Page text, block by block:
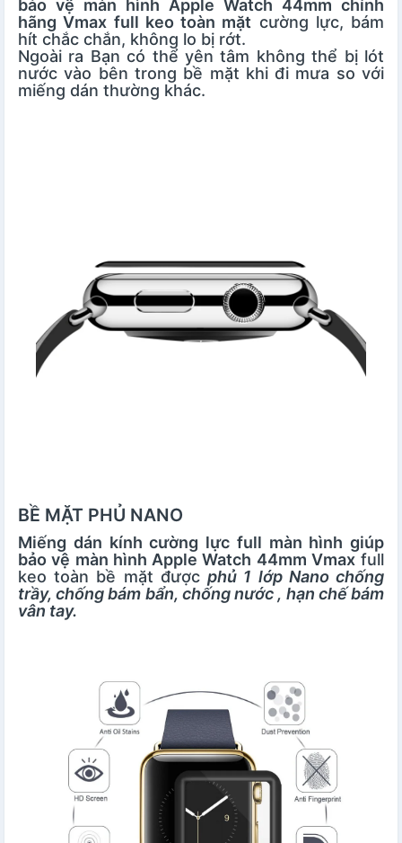
bảo vệ màn hình Apple Watch 44mm chính
hãng Vmax full keo toàn mặt cường lực, bám
hít chắc chắn, không lo bị rớt.
Ngoài ra Bạn có thể yên tâm không thể bị lót
nước vào bên trong bề mặt khi đi mưa so với
miếng dán thường khác.
BỀ MẶT PHỦ NANO
Miếng dán kính cường lực full màn hình giúp
bảo vệ màn hình Apple Watch 44mm Vmaxfull
keo toàn bề mặt đượcphủ 1 lớp Nano chống
trầy, chống bám bẩn, chống nước , hạn chế bám
vân tay.